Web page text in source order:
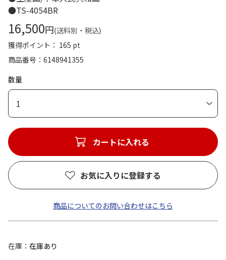
●TS-4054BR
16,500円(送料別・税込)
獲得ポイント： 165 pt
商品番号
6148941355
数量
1
カートに入れる
お気に入りに登録する
商品についてのお問い合わせはこちら
在庫
在庫あり